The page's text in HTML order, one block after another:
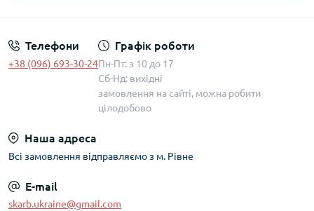
Телефони
+38 (096) 693-30-24
Графік роботи
Пн-Пт: з 10 до 17
Сб-Нд: вихідні
замовлення на сайті, можна робити
цілодобово
Наша адреса
Всі замовлення відправляємо з м. Рівне
E-mail
skarb.ukraine@gmail.com